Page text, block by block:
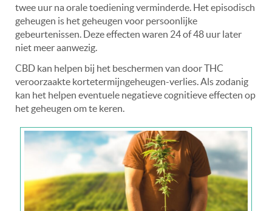
twee uur na orale toediening verminderde. Het episodisch
geheugen is het geheugen voor persoonlijke
gebeurtenissen. Deze effecten waren 24 of 48 uur later
niet meer aanwezig.
CBD kan helpen bij het beschermen van door THC
veroorzaakte kortetermijngeheugen-verlies. Als zodanig
kan het helpen eventuele negatieve cognitieve effecten op
het geheugen om te keren.